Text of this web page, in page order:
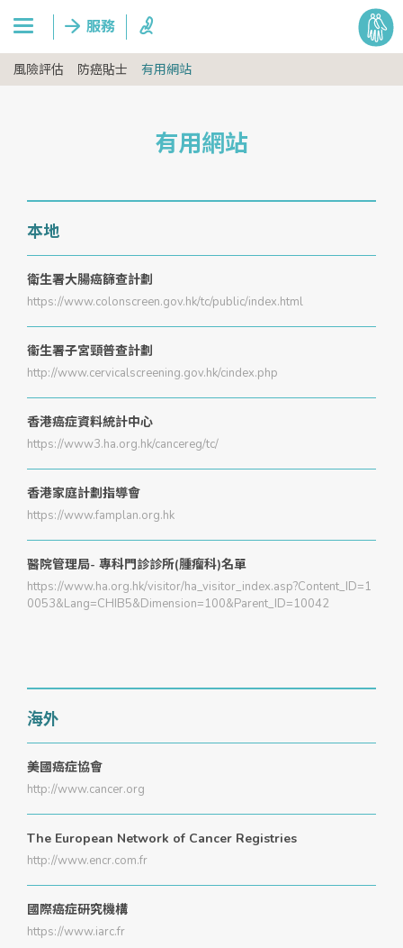
風險評估 防癌貼士 有用網站
有用網站
本地
衛生署大腸癌篩查計劃
https://www.colonscreen.gov.hk/tc/public/index.html
衞生署子宮頸普查計劃
http://www.cervicalscreening.gov.hk/cindex.php
香港癌症資料統計中心
https://www3.ha.org.hk/cancereg/tc/
香港家庭計劃指導會
https://www.famplan.org.hk
醫院管理局- 專科門診診所(腫瘤科)名單
https://www.ha.org.hk/visitor/ha_visitor_index.asp?Content_ID=1
0053&Lang=CHIB5&Dimension=100&Parent_ID=10042
海外
美國癌症協會
http://www.cancer.org
The European Network of Cancer Registries
http://www.encr.com.fr
國際癌症研究機構
https://www.iarc.fr